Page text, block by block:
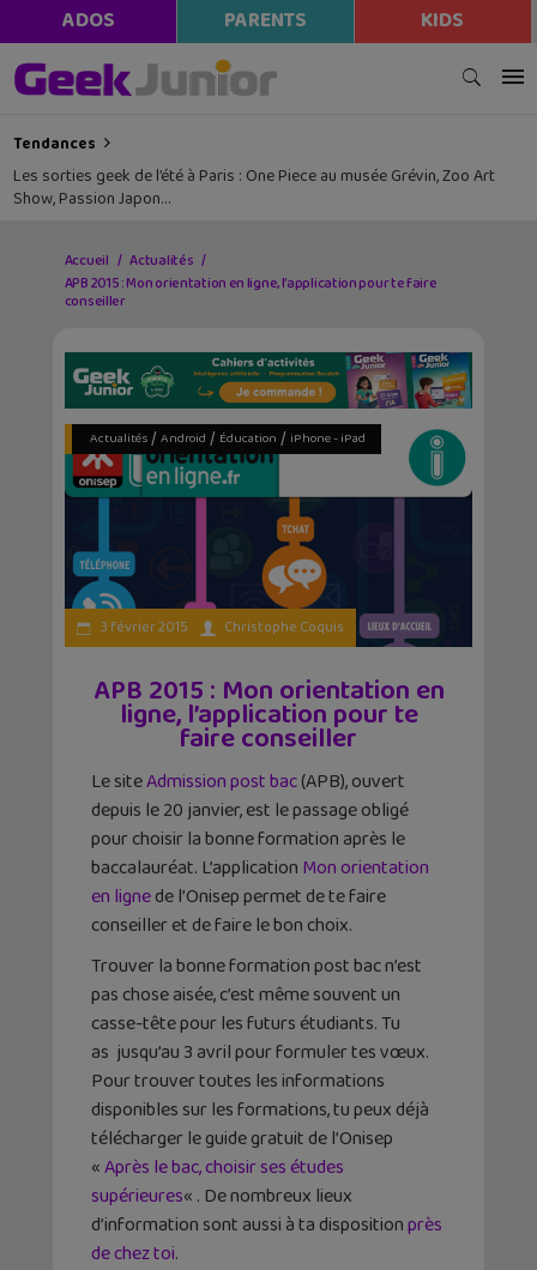
ADOS PARENTS KIDS
Tendances
Les sorties geek de l’été à Paris : One Piece au musée Grévin, Zoo Art
Show, Passion Japon…
Accueil
Actualités
APB 2015 : Mon orientation en ligne, l’application pour te faire
conseiller
Actualités/ Android / Éducation / iPhone - iPad
3 février 2015 Christophe Coquis
APB 2015 : Mon orientation en
ligne, l’application pour te
faire conseiller
Le siteAdmission post bac(APB), ouvert
depuis le 20 janvier, est le passage obligé
pour choisir la bonne formation après le
baccalauréat. L’application Mon orientation
en lignede l’Onisep permet de te faire
conseiller et de faire le bon choix.
Trouver la bonne formation post bac n’est
pas chose aisée, c’est même souvent un
casse-tête pour les futurs étudiants. Tu
as jusqu’au 3 avril pour formuler tes vœux.
Pour trouver toutes les informations
disponibles sur les formations, tu peux déjà
télécharger le guide gratuit de l’Onisep
«Après le bac, choisir ses études
supérieures« . De nombreux lieux
d’information sont aussi à ta dispositionprès
de chez toi.